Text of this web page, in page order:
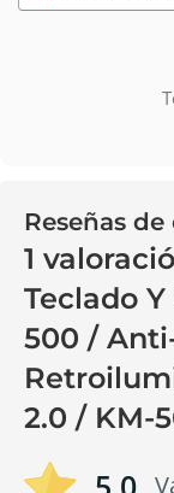
Reseñas
1
Teclado
500 /
2.0 / KM-